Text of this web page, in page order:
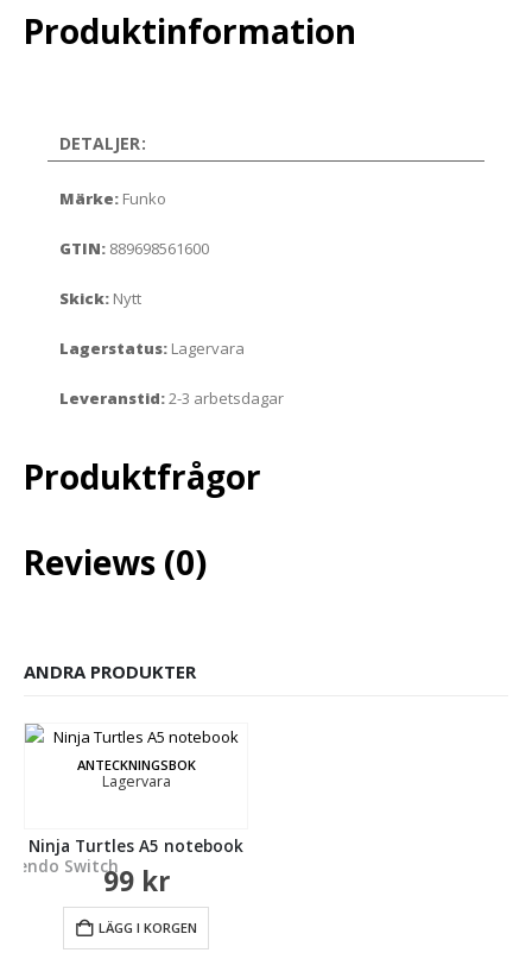
Produktinformation
DETALJER:
Märke: Funko
GTIN: 889698561600
Skick: Nytt
Lagerstatus: Lagervara
Leveranstid:2-3 arbetsdagar
Produktfrågor
Reviews (0)
ANDRA PRODUKTER
Switch
ANTECKNINGSBOK
Lagervara
Ninja Turtles A5 notebook
99 kr
LÄGG I KORGEN